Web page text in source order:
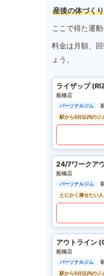
産後の体づくり
ここで得た運
料金は月額、
ょう。
ライザップ
船橋店
パーソナルジム
駅から5分以内のジ
24/7ワークア
船橋店
パーソナルジム
とにかく痩せたい人
アウトライン
船橋店
パーソナルジム
駅から5分以内のジ